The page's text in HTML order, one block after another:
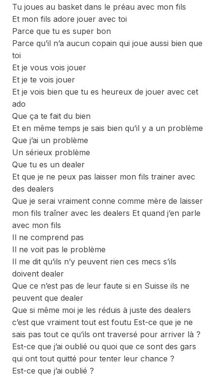
Tu joues au basket dans le préau avec mon fils
Et mon fils adore jouer avec toi
Parce que tu es super bon
Parce qu’il n’a aucun copain qui joue aussi bien que
toi
Et je vous vois jouer
Et je te vois jouer
Et je vois bien que tu es heureux de jouer avec cet
ado
Que ça te fait du bien
Et en même temps je sais bien qu’il y a un problème
Que j’ai un problème
Un sérieux problème
Que tu es un dealer
Et que je ne peux pas laisser mon fils trainer avec
des dealers
Que je serai vraiment conne comme mère de laisser
mon fils traîner avec les dealers Et quand j’en parle
avec mon fils
Il ne comprend pas
Il ne voit pas le problème
Il me dit qu’ils n’y peuvent rien ces mecs s’ils
doivent dealer
Que ce n’est pas de leur faute si en Suisse ils ne
peuvent que dealer
Que si même moi je les réduis à juste des dealers
c’est que vraiment tout est foutu Est-ce que je ne
sais pas tout ce qu’ils ont traversé pour arriver là ?
Est-ce que j’ai oublié ou quoi que ce sont des gars
qui ont tout quitté pour tenter leur chance ?
Est-ce que j’ai oublié ?